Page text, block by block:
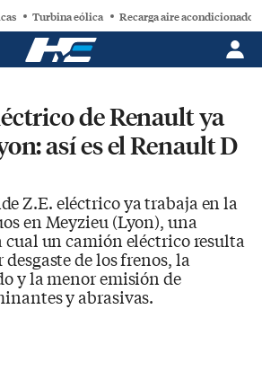
Turbina eólica Recarga aire acondicionado
de Renault ya
así es el Renault D
Z.E. eléctrico ya trabaja en la
en Meyzieu (Lyon), una
un camión eléctrico resulta
de los frenos, la
y la menor emisión de
y abrasivas.